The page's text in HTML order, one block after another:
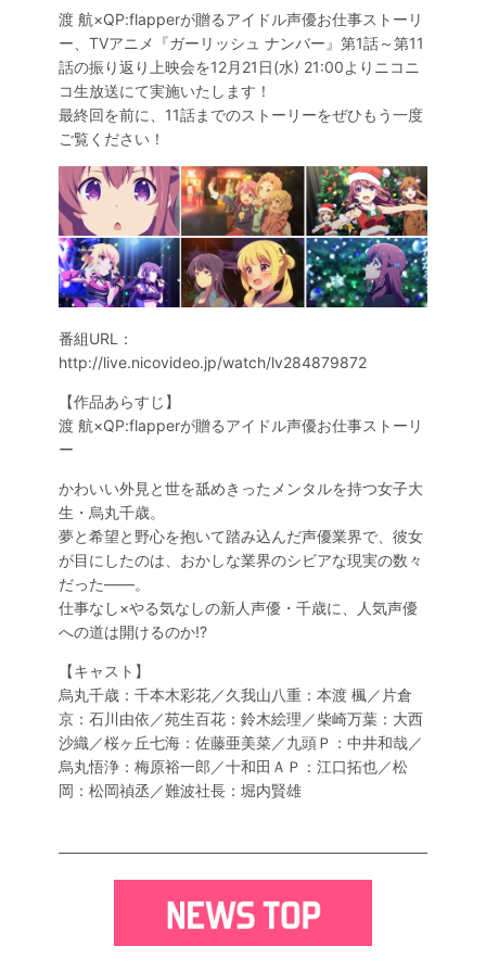
渡 航×QP:flapperが贈るアイドル声優お仕事ストーリ
ー、TVアニメ『ガーリッシュ ナンバー』第1話～第11
話の振り返り上映会を12月21日(水) 21:00よりニコニ
コ生放送にて実施いたします！
最終回を前に、11話までのストーリーをぜひもう一度
ご覧ください！
番組URL：
http://live.nicovideo.jp/watch/lv284879872
【作品あらすじ】
渡 航×QP:flapperが贈るアイドル声優お仕事ストーリ
ー
かわいい外見と世を舐めきったメンタルを持つ女子大
生・烏丸千歳。
夢と希望と野心を抱いて踏み込んだ声優業界で、彼女
が目にしたのは、おかしな業界のシビアな現実の数々
だった――。
仕事なし×やる気なしの新人声優・千歳に、人気声優
への道は開けるのか!?
【キャスト】
烏丸千歳：千本木彩花／久我山八重：本渡 楓／片倉
京：石川由依／苑生百花：鈴木絵理／柴崎万葉：大西
沙織／桜ヶ丘七海：佐藤亜美菜／九頭Ｐ：中井和哉／
烏丸悟浄：梅原裕一郎／十和田ＡＰ：江口拓也／松
岡：松岡禎丞／難波社長：堀内賢雄